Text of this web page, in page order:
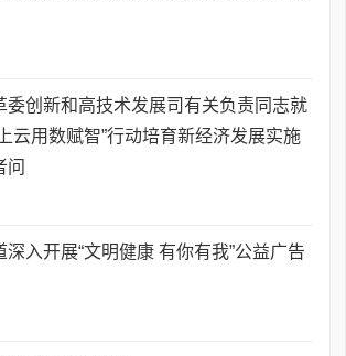
委创新和高技术发展司有关负责同志就
云用数赋智”行动培育新经济发展实施
问
深入开展“文明健康 有你有我”公益广告